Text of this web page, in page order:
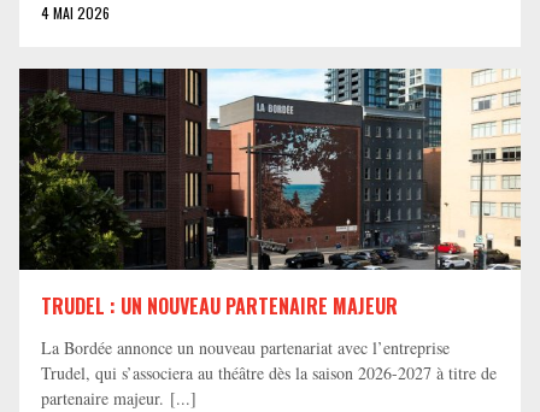
4 MAI 2026
TRUDEL : UN NOUVEAU PARTENAIRE MAJEUR
La Bordée annonce un nouveau partenariat avec l’entreprise
Trudel, qui s’associera au théâtre dès la saison 2026-2027 à titre de
partenaire majeur. [...]